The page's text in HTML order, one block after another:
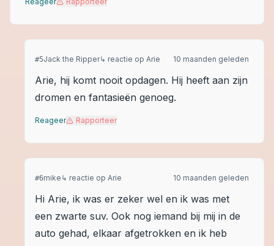
#5Jack the Ripper↳ reactie op Arie 10 maanden geleden
Arie, hij komt nooit opdagen. Hij heeft aan zijn
dromen en fantasieën genoeg.
Reageer Rapporteer
#6mike ↳ reactie op Arie 10 maanden geleden
Hi Arie, ik was er zeker wel en ik was met
een zwarte suv. Ook nog iemand bij mij in de
auto gehad, elkaar afgetrokken en ik heb